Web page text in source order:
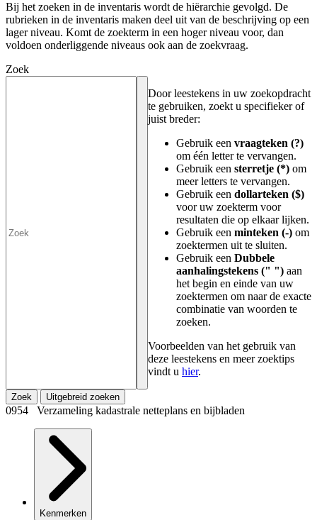
Bij het zoeken in de inventaris wordt de hiërarchie gevolgd. De
rubrieken in de inventaris maken deel uit van de beschrijving op een
lager niveau. Komt de zoekterm in een hoger niveau voor, dan
voldoen onderliggende niveaus ook aan de zoekvraag.
Zoek
Door leestekens in uw zoekopdracht
te gebruiken, zoekt u specifieker of
juist breder:
Gebruik een vraagteken (?)
om één letter te vervangen.
Gebruik een sterretje (*) om
meer letters te vervangen.
Gebruik een dollarteken ($)
voor uw zoekterm voor
resultaten die op elkaar lijken.
Gebruik een minteken (-) om
zoektermen uit te sluiten.
Gebruik een Dubbele
aanhalingstekens (" ") aan
het begin en einde van uw
zoektermen om naar de exacte
combinatie van woorden te
zoeken.
Voorbeelden van het gebruik van
deze leestekens en meer zoektips
vindt u hier.
Zoek Uitgebreid zoeken
0954 Verzameling kadastrale netteplans en bijbladen
Kenmerken